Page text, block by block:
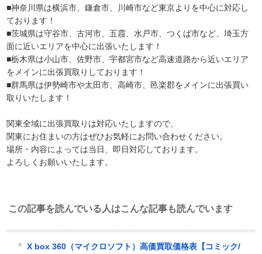
■神奈川県は横浜市、鎌倉市、川崎市など東京よりを中心に対応し
ております！
■茨城県は守谷市、古河市、五霞、水戸市、つくば市など、埼玉方
面に近いエリアを中心に出張いたします！
■栃木県は小山市、佐野市、宇都宮市など高速道路から近いエリア
をメインに出張買取りしております！
■群馬県は伊勢崎市や太田市、高崎市、邑楽郡をメインに出張買い
取りいたします！
関東全域に出張買取りは対応いたしますので、
関東にお住まいの方はぜひお気軽にお問い合わせください。
場所・内容によっては当日、即日対応しております。
よろしくお願いいたします。
この記事を読んでいる人はこんな記事も読んでいます
X box 360（マイクロソフト）高価買取価格表【コミック/